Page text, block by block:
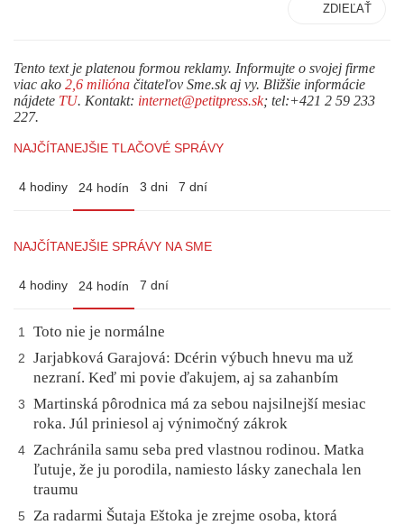
ZDIEĽAŤ
Tento text je platenou formou reklamy. Informujte o svojej firme
viac ako 2,6 milióna čitateľov Sme.sk aj vy. Bližšie informácie
nájdete TU. Kontakt: internet@petitpress.sk; tel:+421 2 59 233
227.
NAJČÍTANEJŠIE TLAČOVÉ SPRÁVY
4 hodiny 24 hodín 3 dni 7 dní
NAJČÍTANEJŠIE SPRÁVY NA SME
4 hodiny 24 hodín 7 dní
1 Toto nie je normálne
2
Jarjabková Garajová: Dcérin výbuch hnevu ma už
nezraní. Keď mi povie ďakujem, aj sa zahanbím
3
Martinská pôrodnica má za sebou najsilnejší mesiac
roka. Júl priniesol aj výnimočný zákrok
4
Zachránila samu seba pred vlastnou rodinou. Matka
ľutuje, že ju porodila, namiesto lásky zanechala len
traumu
5
Za radarmi Šutaja Eštoka je zrejme osoba, ktorá